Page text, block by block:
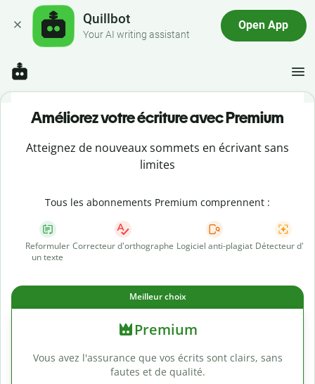
Quillbot
Your AI writing assistant
Open App
Améliorez votre écriture avec Premium
Atteignez de nouveaux sommets en écrivant sans
limites
Tous les abonnements Premium comprennent :
Reformuler
un texte
Correcteur d'orthographe Logiciel anti-plagiat Détecteur d'IA
Meilleur choix
Premium
Vous avez l'assurance que vos écrits sont clairs, sans
fautes et de qualité.